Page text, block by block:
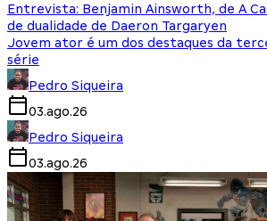
Entrevista: Benjamin Ainsworth, de A
de dualidade de Daeron Targaryen
Jovem ator é um dos destaques da
série
Pedro Siqueira
03.ago.26
Pedro Siqueira
03.ago.26